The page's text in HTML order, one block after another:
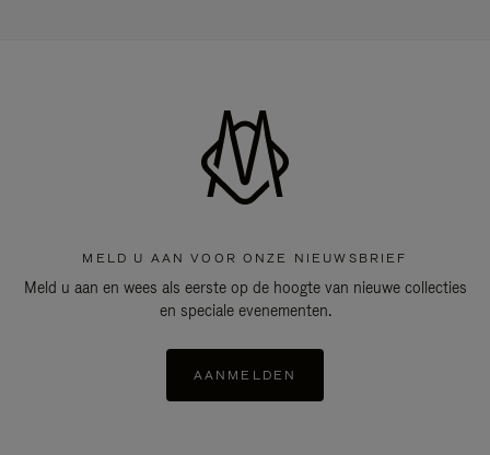
MELD U AAN VOOR ONZE NIEUWSBRIEF
Meld u aan en wees als eerste op de hoogte van nieuwe collecties
en speciale evenementen.
AANMELDEN